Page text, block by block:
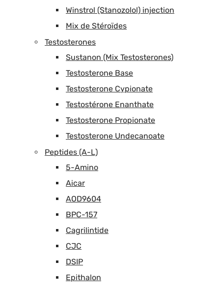
Winstrol (Stanozolol) injection
Mix de Stéroïdes
Testosterones
Sustanon (Mix Testosterones)
Testosterone Base
Testosterone Cypionate
Testostérone Enanthate
Testosterone Propionate
Testosterone Undecanoate
Peptides (A-L)
5-Amino
Aicar
AOD9604
BPC-157
Cagrilintide
CJC
DSIP
Epithalon